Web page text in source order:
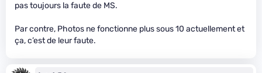
pas toujours la faute de MS.
Par contre, Photos ne fonctionne plus sous 10 actuellement et
ça, c’est de leur faute.